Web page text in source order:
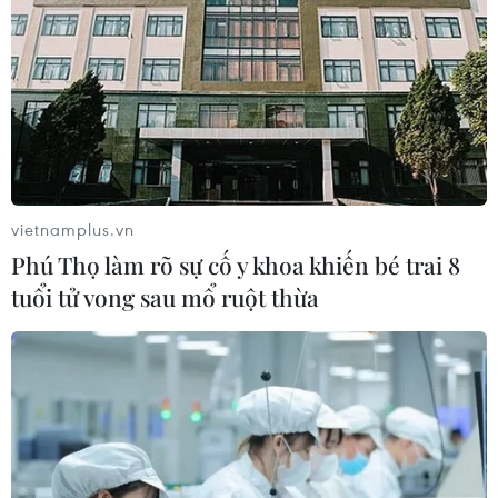
#Thành phố Hồ Chí Minh
#Thị trường bán lẻ
#Dịch COVID-19
#Thương hiệu bán lẻ
#Saigon Co.op
Tp. Hồ Chí Minh
vietnamplus.vn
Phú Thọ làm rõ sự cố y khoa khiến bé trai 8
tuổi tử vong sau mổ ruột thừa